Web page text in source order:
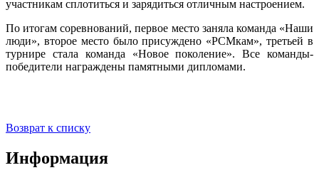
участникам сплотиться и зарядиться отличным настроением.
По итогам соревнований, первое место заняла команда «Наши
люди», второе место было присуждено «РСМкам», третьей в
турнире стала команда «Новое поколение». Все команды-
победители награждены памятными дипломами.
Возврат к списку
Информация